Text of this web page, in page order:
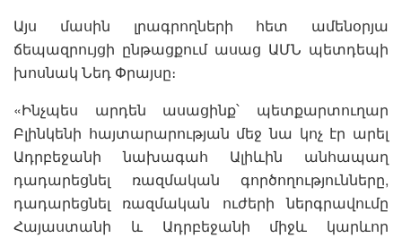
Այս մասին լրագրողների հետ ամենօրյա
ճեպազրույցի ընթացքում ասաց ԱՄՆ պետդեպի
խոսնակ Նեդ Փրայսը։
«Ինչպես արդեն ասացինք՝ պետքարտուղար
Բլինկենի հայտարարության մեջ նա կոչ էր արել
Ադրբեջանի նախագահ Ալիևին անհապաղ
դադարեցնել ռազմական գործողությունները,
դադարեցնել ռազմական ուժերի ներգրավումը
Հայաստանի և Ադրբեջանի միջև կարևոր